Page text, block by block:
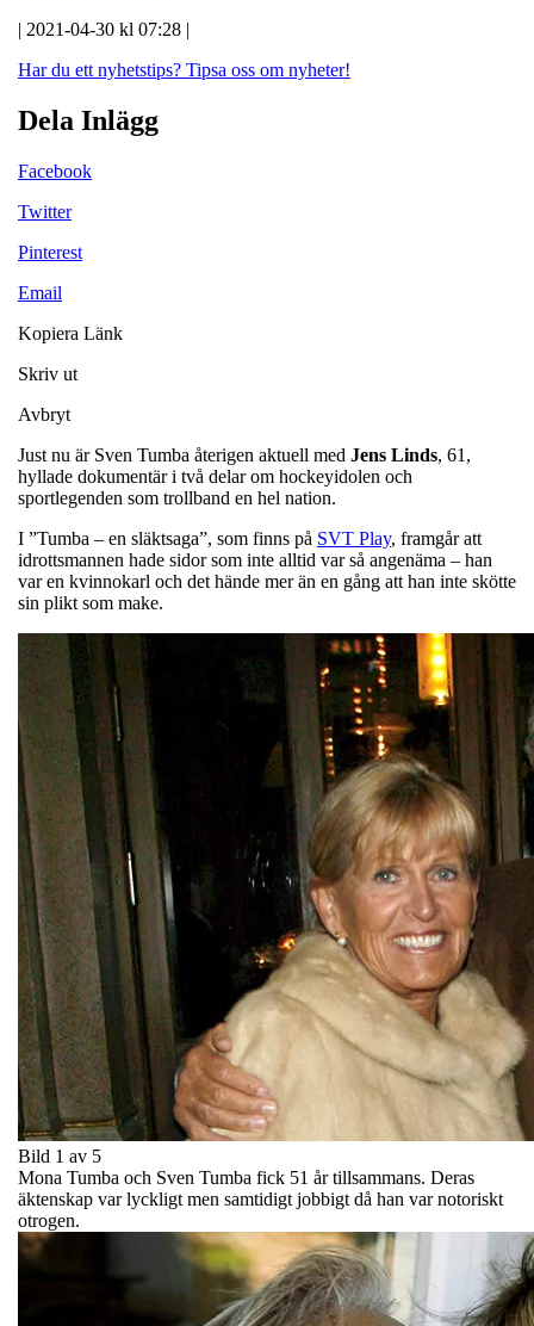
| 2021-04-30 kl 07:28 |
Har du ett nyhetstips? Tipsa oss om nyheter!
Dela Inlägg
Facebook
Twitter
Pinterest
Email
Kopiera Länk
Skriv ut
Avbryt
Just nu är Sven Tumba återigen aktuell med Jens Linds, 61,
hyllade dokumentär i två delar om hockeyidolen och
sportlegenden som trollband en hel nation.
I ”Tumba – en släktsaga”, som finns på SVT Play, framgår att
idrottsmannen hade sidor som inte alltid var så angenäma – han
var en kvinnokarl och det hände mer än en gång att han inte skötte
sin plikt som make.
Bild 1 av 5
Mona Tumba och Sven Tumba fick 51 år tillsammans. Deras
äktenskap var lyckligt men samtidigt jobbigt då han var notoriskt
otrogen.